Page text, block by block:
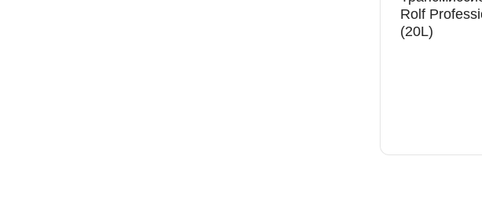
Rolf
(20L)
автосервиса